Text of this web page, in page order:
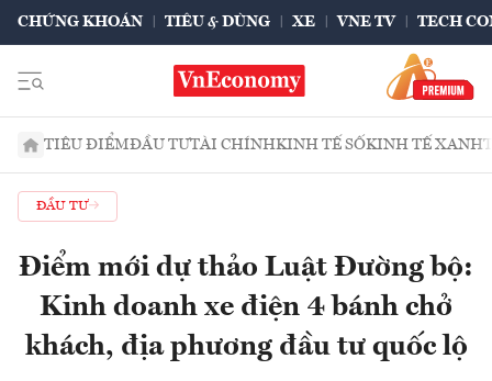
CHỨNG KHOÁN TIÊU & DÙNG XE VNE TV TECH
TIÊU ĐIỂMĐẦU TƯTÀI CHÍNHKINH TẾ SỐKINH TẾ XANH
ĐẦU TƯ
Điểm mới dự thảo Luật Đường bộ:
Kinh doanh xe điện 4 bánh chở
khách, địa phương đầu tư quốc lộ